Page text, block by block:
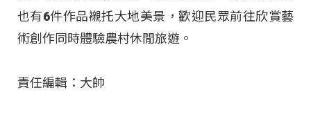
也有6件作品襯托大地美景，歡迎民眾前往欣賞藝
術創作同時體驗農村休閒旅遊 。
責任編輯：大帥